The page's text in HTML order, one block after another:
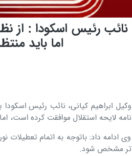
نائب رئیس اسکودا : از
اما باید منتظر
نامه لایحه استقلال موافقت کرده
وی ادامه داد: باتوجه به اتمام تعطیلات
تر مشخص شود.